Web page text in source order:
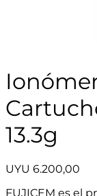
13.3g
UYU 6.200,00
FUJICEM es el